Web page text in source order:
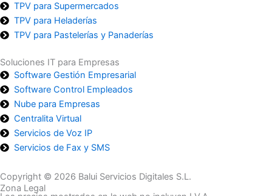
TPV para Supermercados
TPV para Heladerías
TPV para Pastelerías y Panaderías
Soluciones IT para Empresas
Software Gestión Empresarial
Software Control Empleados
Nube para Empresas
Centralita Virtual
Servicios de Voz IP
Servicios de Fax y SMS
Copyright © 2026 Balui Servicios Digitales S.L.
Zona Legal